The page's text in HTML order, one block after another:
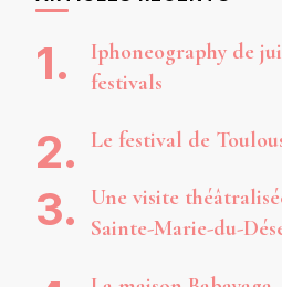
Iphoneography de
festivals
Le festival de
Une visite
Sainte-Marie-du-